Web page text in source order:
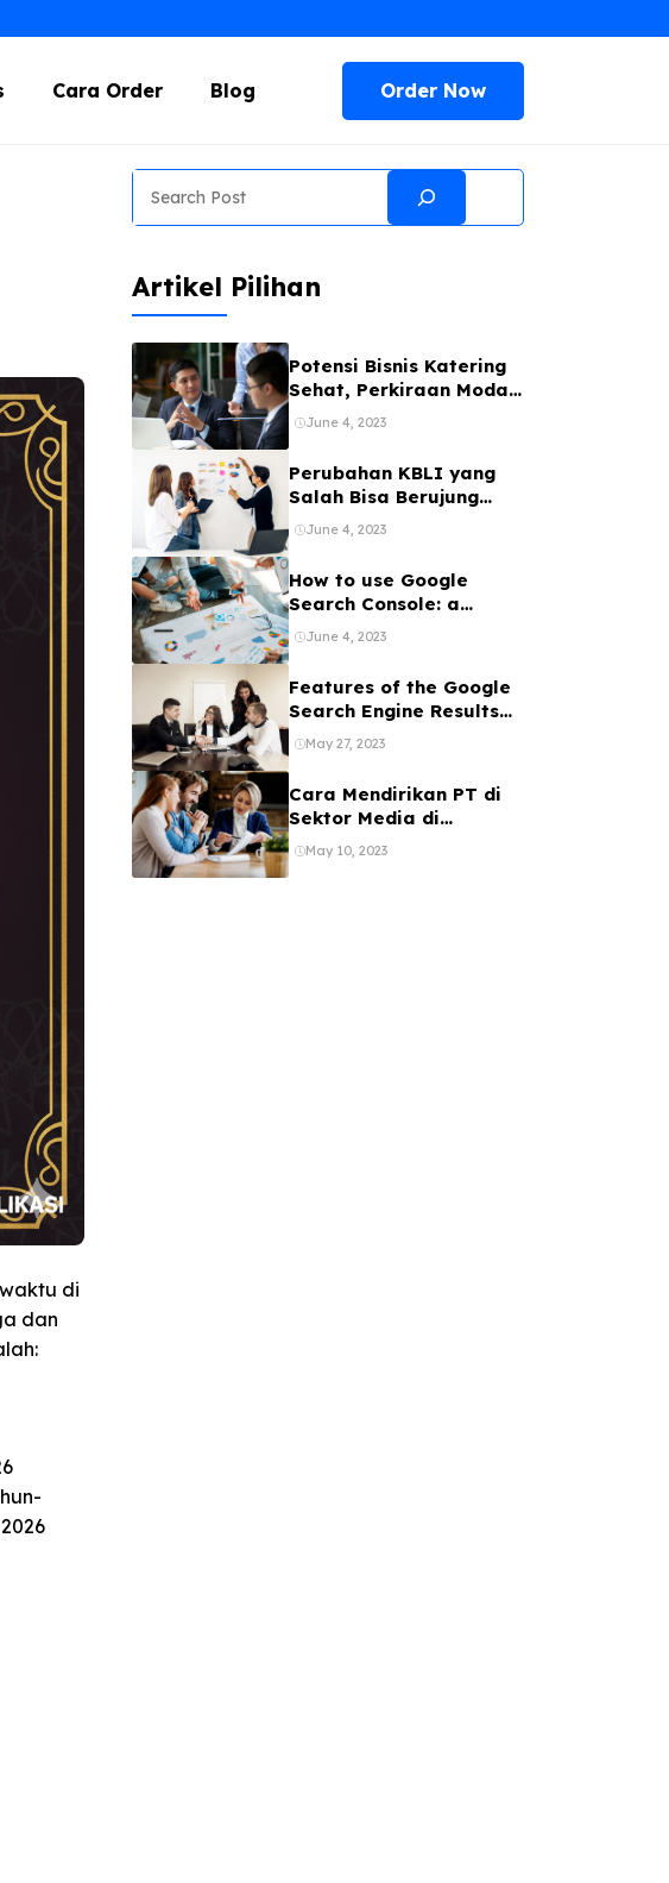
Cara Order Blog Order Now
di
dan
Artikel Pilihan
Potensi Bisnis Katering
Sehat, Perkiraan Modal,
dan Tipsnya
June 4, 2023
Perubahan KBLI yang
Salah Bisa Berujung
Sanksi, Ini
Penjelasannya
June 4, 2023
How to use Google
Search Console: a
beginner’s guide
June 4, 2023
Features of the Google
Search Engine Results
Page
May 27, 2023
Cara Mendirikan PT di
Sektor Media di
Indonesia
May 10, 2023